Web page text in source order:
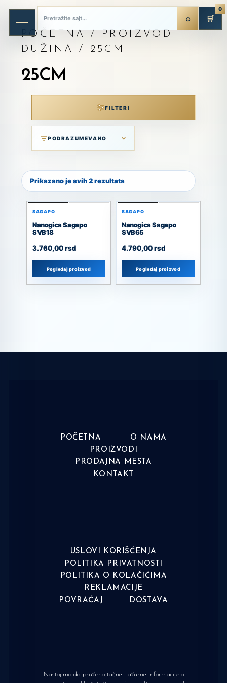
POČETNA
/ PROIZVOD
DUŽINA / 25CM
25CM
FILTERI
Prikazano je svih 2 rezultata
SAGAPO
Nanogica Sagapo
SVB18
3.760,00rsd
Pogledaj proizvod
SAGAPO
Nanogica Sagapo
SVB65
4.790,00rsd
Pogledaj proizvod
POČETNA
O NAMA
PROIZVODI
PRODAJNA MESTA
KONTAKT
USLOVI KORIŠĆENJA
POLITIKA PRIVATNOSTI
POLITIKA O KOLAČIĆIMA
REKLAMACIJE
POVRAĆAJ
DOSTAVA
Nastojimo da pružimo tačne i ažurne informacije o
🛒
0